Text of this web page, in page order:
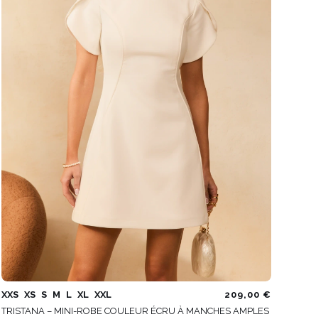
VOIR TOUS
XXS XS S M L XL XXL
209,00 €
TRISTANA – MINI-ROBE COULEUR ÉCRU À MANCHES AMPLES